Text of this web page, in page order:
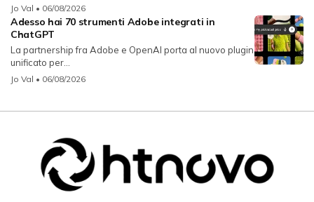
Jo Val • 06/08/2026
Adesso hai 70 strumenti Adobe integrati in
ChatGPT
La partnership fra Adobe e OpenAI porta al nuovo plugin
unificato per...
Jo Val • 06/08/2026